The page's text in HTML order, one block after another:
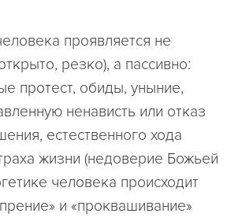
проявляется не
резко), а пассивно:
протест, обиды, уныние,
ненависть или отказ
естественного хода
жизни (недоверие Божьей
человека происходит
и «проквашивание»